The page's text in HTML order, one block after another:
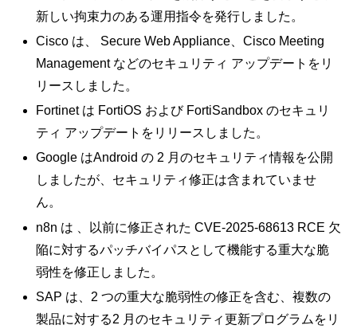
新しい拘束力のある運用指令を発行しました。
Cisco は、 Secure Web Appliance、Cisco Meeting
Management などのセキュリティ アップデートをリ
リースしました。
Fortinet は FortiOS および FortiSandbox のセキュリ
ティ アップデートをリリースしました。
Google はAndroid の 2 月のセキュリティ情報を公開
しましたが、セキュリティ修正は含まれていませ
ん。
n8n は 、以前に修正された CVE-2025-68613 RCE 欠
陥に対するパッチバイパスとして機能する重大な脆
弱性を修正しました。
SAP は、2 つの重大な脆弱性の修正を含む、複数の
製品に対する2 月のセキュリティ更新プログラムをリ